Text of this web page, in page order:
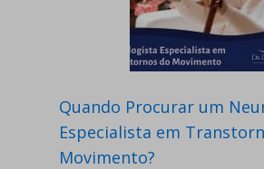
Quando Procurar um
Especialista em
Movimento?